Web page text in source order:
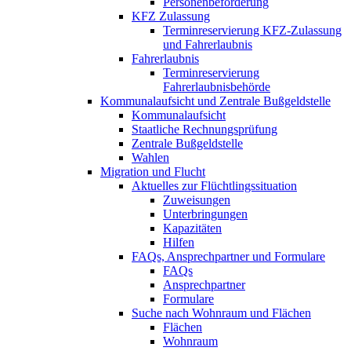
KFZ Zulassung
Terminreservierung KFZ-Zulassung
und Fahrerlaubnis
Fahrerlaubnis
Terminreservierung
Fahrerlaubnisbehörde
Kommunalaufsicht und Zentrale Bußgeldstelle
Kommunalaufsicht
Staatliche Rechnungsprüfung
Zentrale Bußgeldstelle
Wahlen
Migration und Flucht
Aktuelles zur Flüchtlingssituation
Zuweisungen
Unterbringungen
Kapazitäten
Hilfen
FAQs, Ansprechpartner und Formulare
FAQs
Ansprechpartner
Formulare
Suche nach Wohnraum und Flächen
Flächen
Wohnraum